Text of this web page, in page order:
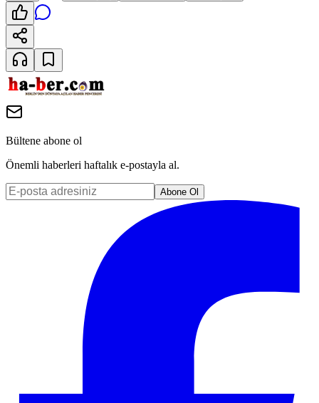
Bültene abone ol
Önemli haberleri haftalık e-postayla al.
Abone Ol